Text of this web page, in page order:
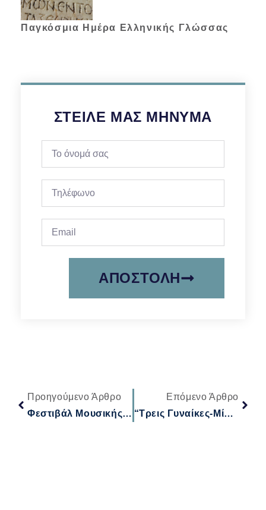
Παγκόσμια Ημέρα Ελληνικής Γλώσσας
ΣΤΕΊΛΕ ΜΑΣ ΜΉΝΥΜΑ
ΑΠΟΣΤΟΛΉ
Προηγούμενο Άρθρο
Φεστιβάλ Μουσικής Χάλκης: «Πνοή της Θάλασσας – Χορδή του Φεγγαριού»
Επόμενο Άρθρο
“Τρεις Γυναίκες-Μία Φωνή”